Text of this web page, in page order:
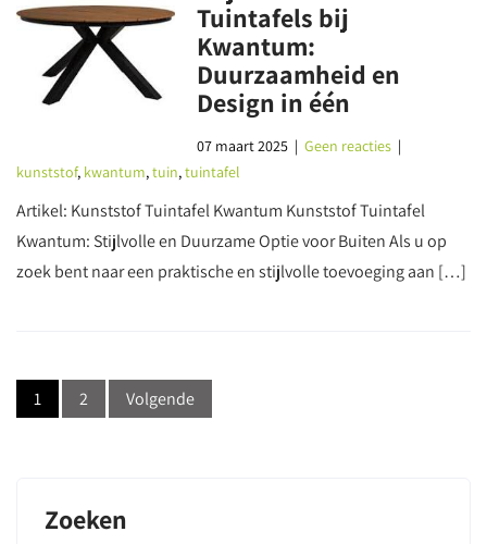
Tuintafels bij
Kwantum:
Duurzaamheid en
Design in één
07 maart 2025 |Geen reacties |
kunststof, kwantum,tuin,tuintafel
Artikel: Kunststof Tuintafel Kwantum Kunststof Tuintafel
Kwantum: Stijlvolle en Duurzame Optie voor Buiten Als u op
zoek bent naar een praktische en stijlvolle toevoeging aan […]
Berichtnavigatie
1 2 Volgende
Zoeken